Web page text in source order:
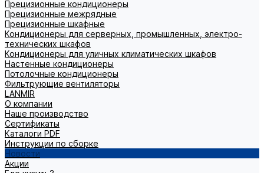
Прецизионные кондиционеры
Прецизионные межрядные
Прецизионные шкафные
Кондиционеры для серверных, промышленных, электро-
технических шкафов
Кондиционеры для уличных климатических шкафов
Настенные кондиционеры
Потолочные кондиционеры
Фильтрующие вентиляторы
LANMIR
О компании
Наше производство
Сертификаты
Каталоги PDF
Инструкции по сборке
Новости
Акции